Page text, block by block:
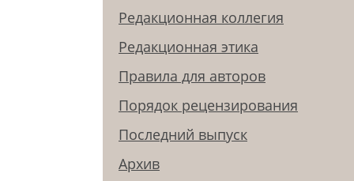
Редакционная коллегия
Редакционная этика
Правила для авторов
Порядок рецензирования
Последний выпуск
Архив